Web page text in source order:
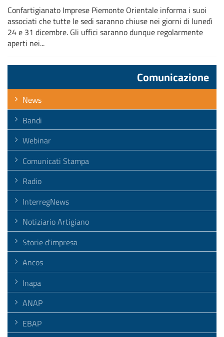
Confartigianato Imprese Piemonte Orientale informa i suoi
associati che tutte le sedi saranno chiuse nei giorni di lunedì
24 e 31 dicembre. Gli uffici saranno dunque regolarmente
aperti nei...
Comunicazione
News
Bandi
Webinar
Comunicati Stampa
Radio
InterregNews
Notiziario Artigiano
Storie d'impresa
Ancos
Inapa
ANAP
EBAP